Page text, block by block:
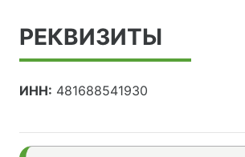
РЕКВИЗИТЫ
ИНН: 481688541930